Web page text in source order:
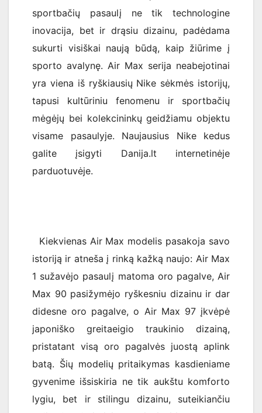
sportbačių pasaulį ne tik technologine
inovacija, bet ir drąsiu dizainu, padėdama
sukurti visiškai naują būdą, kaip žiūrime į
sporto avalynę. Air Max serija neabejotinai
yra viena iš ryškiausių Nike sėkmės istorijų,
tapusi kultūriniu fenomenu ir sportbačių
mėgėjų bei kolekcininkų geidžiamu objektu
visame pasaulyje. Naujausius Nike kedus
galite įsigyti Danija.lt internetinėje
parduotuvėje.
Kiekvienas Air Max modelis pasakoja savo
istoriją ir atneša į rinką kažką naujo: Air Max
1 sužavėjo pasaulį matoma oro pagalve, Air
Max 90 pasižymėjo ryškesniu dizainu ir dar
didesne oro pagalve, o Air Max 97 įkvėpė
japoniško greitaeigio traukinio dizainą,
pristatant visą oro pagalvės juostą aplink
batą. Šių modelių pritaikymas kasdieniame
gyvenime išsiskiria ne tik aukštu komforto
lygiu, bet ir stilingu dizainu, suteikiančiu